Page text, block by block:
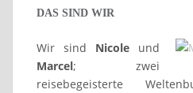
DAS SIND WIR
Wir sind Nicole und
Marcel; zwei
reisebegeisterte